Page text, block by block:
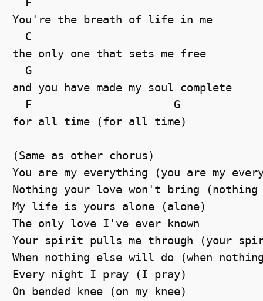
  F
You're the breath of life in me
  C
the only one that sets me free
  G
and you have made my soul complete
  F                      G
for all time (for all time)
(Same as other chorus)
You are my everything (you are my
Nothing your love won't bring
My life is yours alone (alone)
The only love I've ever known
Your spirit pulls me through (your
When nothing else will do (when
Every night I pray (I pray)
On bended knee (on my knee)